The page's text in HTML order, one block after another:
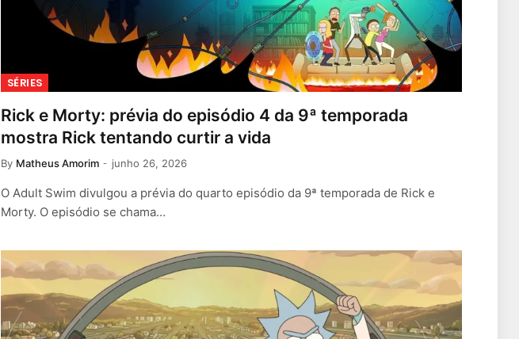
SÉRIES
Rick e Morty: prévia do episódio 4 da 9ª temporada
mostra Rick tentando curtir a vida
By Matheus Amorim junho 26, 2026
O Adult Swim divulgou a prévia do quarto episódio da 9ª temporada de Rick e
Morty. O episódio se chama…